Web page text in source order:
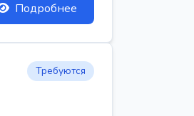
Подробнее
Требуются